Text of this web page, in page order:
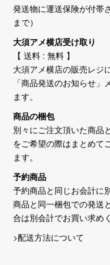
発送物に運送保険が付帯
まで）
大須アメ横店受け取り
【 送料 : 無料 】
大須アメ横店の販売レジ
「商品発送のお知らせ
ます。
商品の梱包
別々にご注文頂いた商品
をご希望の際はまとめて
ます。
予約商品
予約商品と同じお会計に
商品と同一梱包での発送
合は別会計でお買い求め
>配送方法について